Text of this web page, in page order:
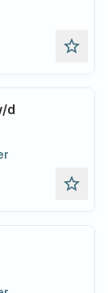
star_outline
d
star_outline